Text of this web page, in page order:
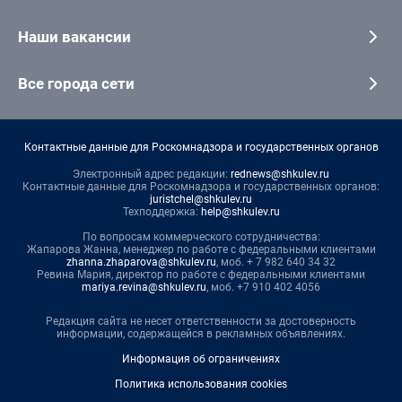
Наши вакансии
Все города сети
Контактные данные для Роскомнадзора и государственных органов
Электронный адрес редакции: rednews@shkulev.ru
Контактные данные для Роскомнадзора и государственных органов:
juristchel@shkulev.ru
Техподдержка: help@shkulev.ru
По вопросам коммерческого сотрудничества:
Жапарова Жанна, менеджер по работе с федеральными клиентами
zhanna.zhaparova@shkulev.ru, моб. + 7 982 640 34 32
Ревина Мария, директор по работе с федеральными клиентами
mariya.revina@shkulev.ru, моб. +7 910 402 4056
Редакция сайта не несет ответственности за достоверность
информации, содержащейся в рекламных объявлениях.
Информация об ограничениях
Политика использования cookies